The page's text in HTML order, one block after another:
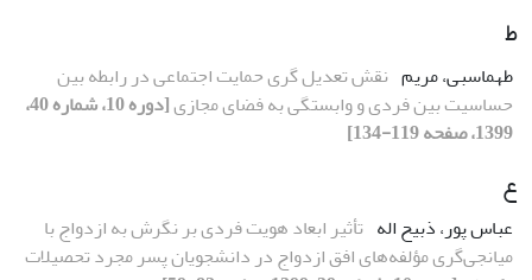
ط
طهماسبی، مریم نقش تعدیل گری حمایت اجتماعی در رابطه بین
حساسیت بین فردی و وابستگی به فضای مجازی
[دوره 10، شماره 40،
1399، صفحه 119-134]
ع
عباس پور، ذبیح اله تأثیر ابعاد هویت فردی بر نگرش به ازدواج با
میانجی‌گری مؤلفه‌های افق ازدواج در دانشجویان پسر مجرد تحصیلات